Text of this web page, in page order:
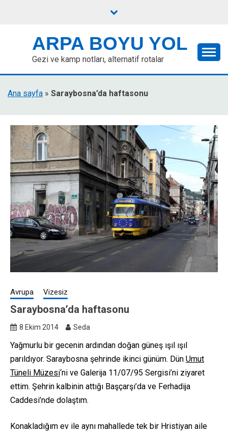
ARPA BOYU YOL
Gezi ve kamp notları, alternatif rotalar
Ana sayfa » Saraybosna’da haftasonu
Avrupa Vizesiz
Saraybosna’da haftasonu
8 Ekim 2014 Seda
Yağmurlu bir gecenin ardından doğan güneş ışıl ışıl
parıldıyor. Saraybosna şehrinde ikinci günüm. Dün Umut
Tüneli Müzesi‘ni ve Galerija 11/07/95 Sergisi’ni ziyaret
ettim. Şehrin kalbinin attığı Başçarşı’da ve Ferhadija
Caddesi’nde dolaştım.
Konakladığım ev ile aynı mahallede tek bir Hristiyan aile